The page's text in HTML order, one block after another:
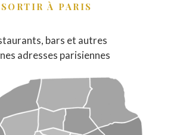
SORTIR À PARIS
bars et autres
adresses parisiennes